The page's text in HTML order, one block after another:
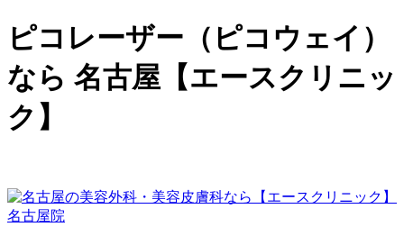
ピコレーザー（ピコウェイ）
なら 名古屋【エースクリニッ
ク】